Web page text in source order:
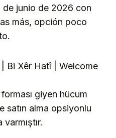
de junio de 2026 con
más, opción poco
Bi Xêr Hatî | Welcome
forması giyen hücum
satın alma opsiyonlu